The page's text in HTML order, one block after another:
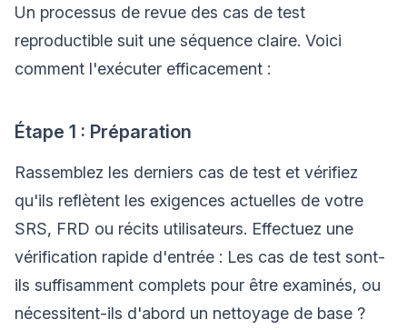
Un processus de revue des cas de test
reproductible suit une séquence claire. Voici
comment l'exécuter efficacement :
Étape 1 : Préparation
Rassemblez les derniers cas de test et vérifiez
qu'ils reflètent les exigences actuelles de votre
SRS, FRD ou récits utilisateurs. Effectuez une
vérification rapide d'entrée : Les cas de test sont-
ils suffisamment complets pour être examinés, ou
nécessitent-ils d'abord un nettoyage de base ?